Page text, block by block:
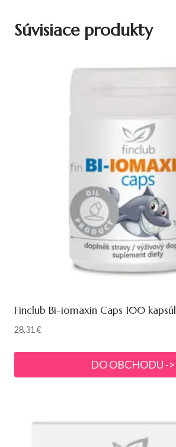
Súvisiace produkty
Finclub Bi-iomaxin Caps 100 kapsúl
28,31€
DO OBCHODU ->